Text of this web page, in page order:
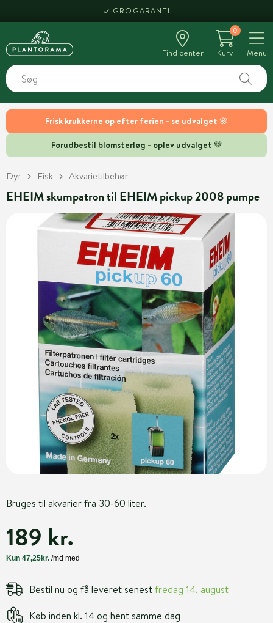
Frisk krukkerne op efter ferien - se udvalget 🌸
Forudbestil blomsterløg - oplev udvalget 💚
GROGARANTI
Find center
0
Kurv
Menu
Dyr Fisk Akvarietilbehør
EHEIM skumpatron til EHEIM pickup 2008 pumpe
Bruges til akvarier fra 30-60 liter.
189 kr.
Bestil nu og få leveret senestfredag 14. august
Køb inden kl. 14 og hent samme dag